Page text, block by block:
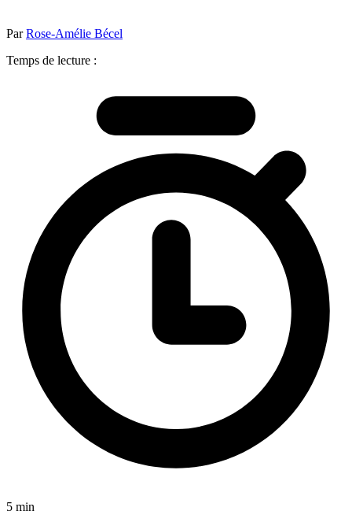
ParRose-Amélie Bécel
Temps de lecture :
5 min